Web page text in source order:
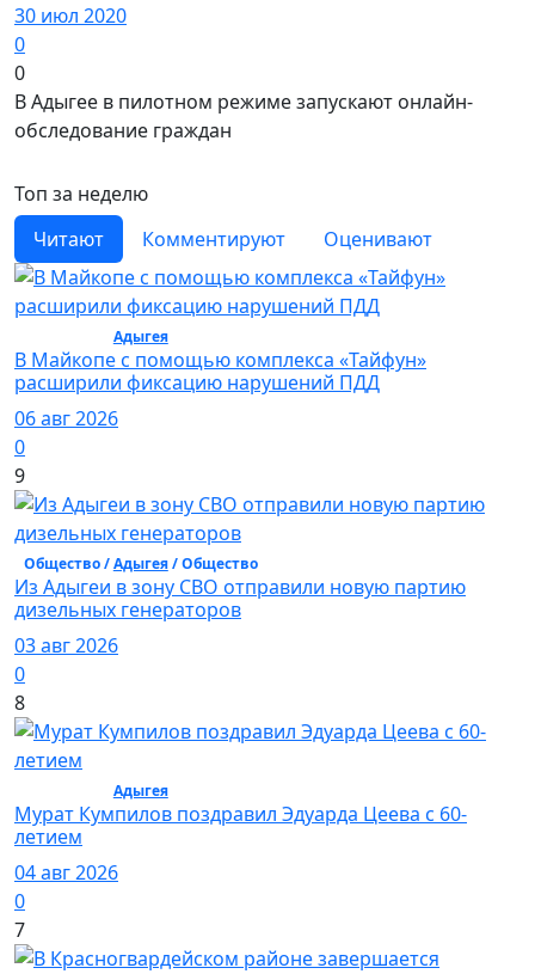
30 июл 2020
0
0
В Адыгее в пилотном режиме запускают онлайн-
обследование граждан
Топ за неделю
Читают
Комментируют Оценивают
Адыгея/ Общество
В Майкопе с помощью комплекса «Тайфун»
расширили фиксацию нарушений ПДД
06 авг 2026
0
9
Общество /Адыгея/ Общество
Из Адыгеи в зону СВО отправили новую партию
дизельных генераторов
03 авг 2026
0
8
Адыгея/ Общество
Мурат Кумпилов поздравил Эдуарда Цеева с 60-
летием
04 авг 2026
0
7